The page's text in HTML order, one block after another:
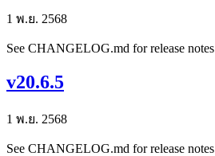
1 พ.ย. 2568
See CHANGELOG.md for release notes
v20.6.5
1 พ.ย. 2568
See CHANGELOG.md for release notes